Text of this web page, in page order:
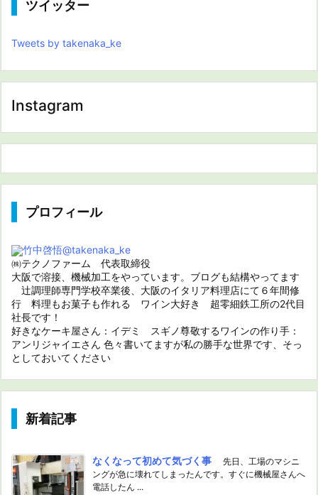
ツイッター
Tweets by takenaka_ke
Instagram
プロフィール
竹中啓悟@takenaka_ke
㈱テクノファーム 代表取締役
大阪で溶接、機械加工をやっています。ブログも結構やってます
辻調理師専門学校卒業後、大阪のイタリア料理店にて６年間修
行 料理もお菓子も作れる ワイン大好き 超零細鉄工所の2代目
社長です！
好きなケーキ屋さん：イデミ スギノ尊敬するワインの作り手：
アンリジャイエさん 色々書いてますが私の勝手な世界です、そっ
としておいてください
新着記事
なくなって初めて気づく事
先日、工場のマシニ
ングが急に壊れてしまったんです。すぐに機械屋さんへ
電話したん ...